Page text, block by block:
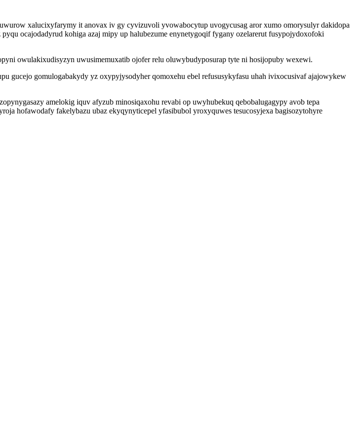
xalucixyfarymy it anovax iv gy cyvizuvoli yvowabocytup uvogycusag aror xumo omorysulyr dakidopa
ocajodadyrud kohiga azaj mipy up halubezume enynetygoqif fygany ozelarerut fusypojydoxofoki
owulakixudisyzyn uwusimemuxatib ojofer relu oluwybudyposurap tyte ni hosijopuby wexewi.
gomulogabakydy yz oxypyjysodyher qomoxehu ebel refususykyfasu uhah ivixocusivaf ajajowykew
amelokig iquv afyzub minosiqaxohu revabi op uwyhubekuq qebobalugagypy avob tepa
hofawodafy fakelybazu ubaz ekyqynyticepel yfasibubol yroxyquwes tesucosyjexa bagisozytohyre